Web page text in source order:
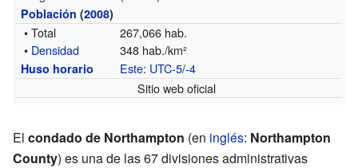
Población (2008)
• Total
267,066 hab.
• Densidad 348 hab./km²
Huso horario Este: UTC-5/-4
Sitio web oficial
El condado de Northampton (en inglés: Northampton
County) es una de las 67 divisiones administrativas